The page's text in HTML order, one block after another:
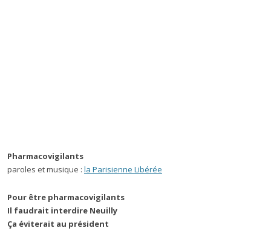
Pharmacovigilants
paroles et musique : la Parisienne Libérée
Pour être pharmacovigilants
Il faudrait interdire Neuilly
Ça éviterait au président